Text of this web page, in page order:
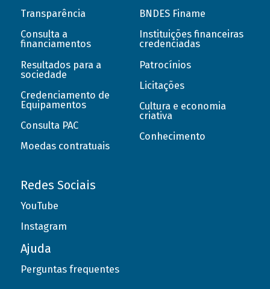
Transparência
Consulta a
financiamentos
Resultados para a
sociedade
Credenciamento de
Equipamentos
Consulta PAC
Moedas contratuais
BNDES Finame
Instituições financeiras
credenciadas
Patrocínios
Licitações
Cultura e economia
criativa
Conhecimento
Redes Sociais
YouTube
Instagram
Ajuda
Perguntas frequentes